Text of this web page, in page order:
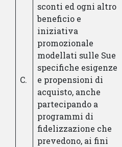
C.
sconti ed ogni altro
beneficio e
iniziativa
promozionale
modellati sulle Sue
specifiche esigenze
e propensioni di
acquisto, anche
partecipando a
programmi di
fidelizzazione che
prevedono, ai fini